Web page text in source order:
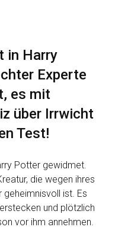
in Harry
Experte
es mit
über Irrwicht
Test!
Potter gewidmet.
die wegen ihres
ist. Es
und plötzlich
vor ihm annehmen.